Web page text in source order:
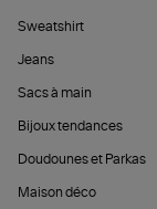
Sweatshirt
Jeans
Sacs à main
Bijoux tendances
Doudounes et Parkas
Maison déco